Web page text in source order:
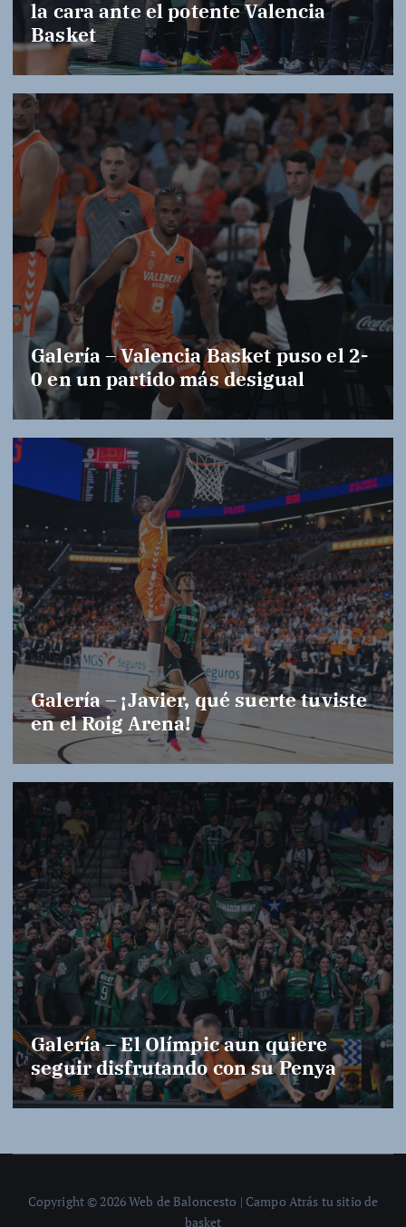
la cara ante el potente Valencia
Basket
Galería – Valencia Basket puso el 2-
0 en un partido más desigual
Galería – ¡Javier, qué suerte tuviste
en el Roig Arena!
Galería – El Olímpic aun quiere
seguir disfrutando con su Penya
Copyright © 2026 Web de Baloncesto | Campo Atrás tu sitio de
basket